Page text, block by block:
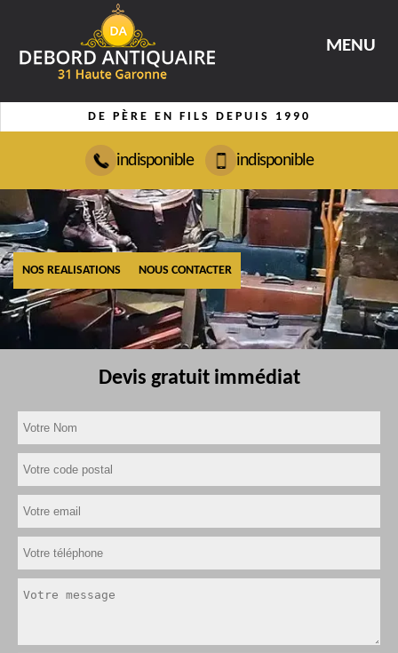
MENU
DE PÈRE EN FILS DEPUIS 1990
indisponible indisponible
NOS REALISATIONS NOUS CONTACTER
Devis gratuit immédiat